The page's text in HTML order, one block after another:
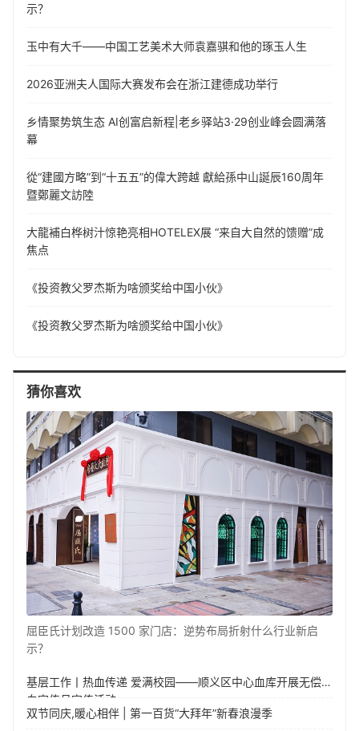
示？
玉中有大千——中国工艺美术大师袁嘉骐和他的琢玉人生
​2026亚洲夫人国际大赛发布会在浙江建德成功举行
乡情聚势筑生态 AI创富启新程|老乡驿站3·29创业峰会圆满落
幕
從“建國方略”到“十五五”的偉大跨越 獻給孫中山誕辰160周年
暨鄭麗文訪陸
大龍補白桦树汁惊艳亮相HOTELEX展 “来自大自然的馈赠”成
焦点
《投资教父罗杰斯为啥颁奖给中国小伙》
《投资教父罗杰斯为啥颁奖给中国小伙》
猜你喜欢
屈臣氏计划改造 1500 家门店：逆势布局折射什么行业新启
示？
基层工作丨热血传递 爱满校园——顺义区中心血库开展无偿献
血宣传月宣传活动
双节同庆,暖心相伴 | 第一百货“大拜年”新春浪漫季